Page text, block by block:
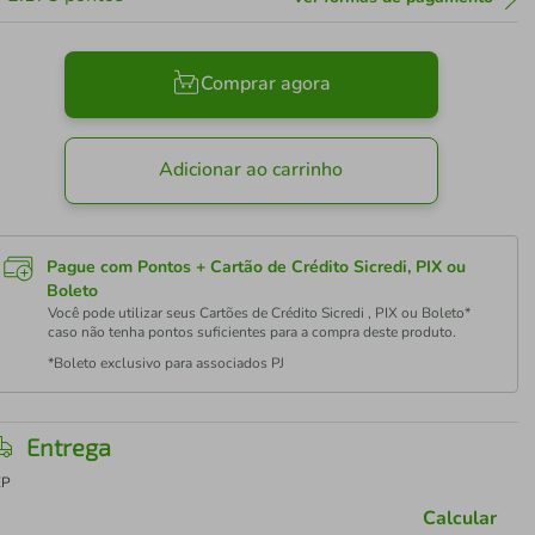
Comprar agora
Adicionar ao carrinho
Pague com Pontos + Cartão de Crédito Sicredi, PIX ou
Boleto
Você pode utilizar seus Cartões de Crédito Sicredi , PIX ou Boleto*
caso não tenha pontos suficientes para a compra deste produto.
*Boleto exclusivo para associados PJ
Entrega
Calcular